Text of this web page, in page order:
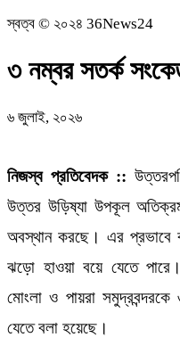
স্বত্ব © ২০২৪ 36News24
৩ নম্বর সতর্ক
৬ জুলাই, ২০২৬
নিজস্ব প্রতিবেদক ::
উত্তর উড়িষ্যা উপকূল
অবস্থান করছে। এর প্রভাবে
ঝড়ো হাওয়া বয়ে যেতে পারে।
মোংলা ও পায়রা
যেতে বলা হয়েছে।